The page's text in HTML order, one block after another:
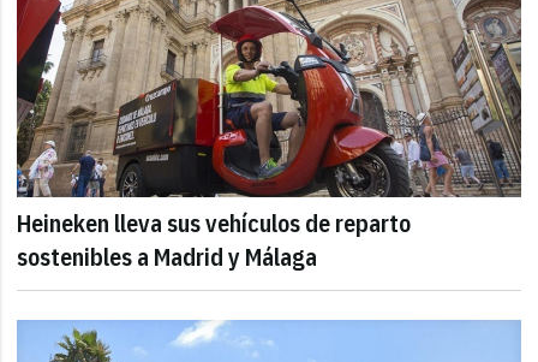
Heineken lleva sus vehículos de reparto
sostenibles a Madrid y Málaga